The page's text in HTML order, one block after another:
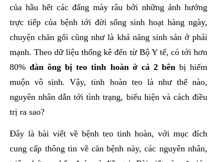
của hầu hết các đấng mày râu bởi những ảnh hưởng
trực tiếp của bệnh tới đời sống sinh hoạt hàng ngày,
chuyện chăn gối cũng như là khả năng sinh sản ở phái
mạnh. Theo dữ liệu thống kê đến từ Bộ Y tế, có tới hơn
80% đàn ông bị teo tinh hoàn ở cả 2 bên bị hiếm
muộn vô sinh. Vậy, tinh hoàn teo là như thế nào,
nguyên nhân dẫn tới tình trạng, biểu hiện và cách điều
trị ra sao?
Đây là bài viết về bệnh teo tinh hoàn, với mục đích
cung cấp thông tin về căn bệnh này, các nguyên nhân,